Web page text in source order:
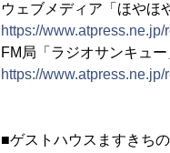
ウェブメディア「ほやほ
https://
FM局「ラジオサンキュ
https://
■ゲストハウスますきち